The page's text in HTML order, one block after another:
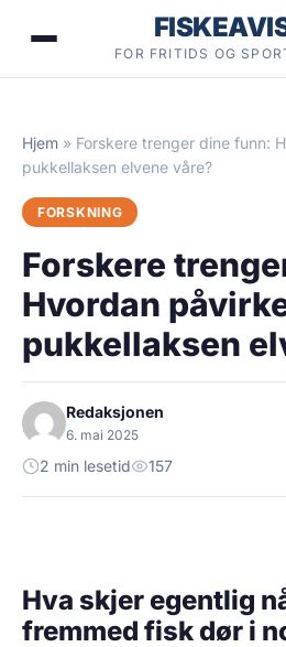
FOR FRITIDS OG
Hjem » Forskere trenger dine funn:
pukkellaksen elvene våre?
FORSKNING
Forskere
Hvordan
pukkellaksen
Redaksjonen
6. mai 2025
2 min lesetid 157
Hva skjer egentlig
fremmed fisk dør i